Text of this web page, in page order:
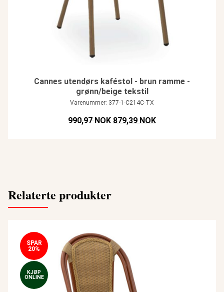
Cannes utendørs kaféstol - brun ramme -
grønn/beige tekstil
Varenummer: 377-1-C214C-TX
990,97 NOK Opprinnelig pris var: NOK
879,39 NOKNåværende pris er:
Relaterte produkter
SPAR
20%
KJØP
ONLINE